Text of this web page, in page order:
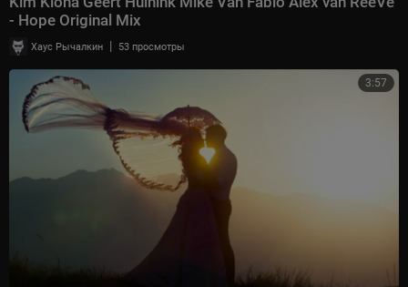
- Hope Original Mix
Хаус Рычалкин | 53 просмотры
3:57